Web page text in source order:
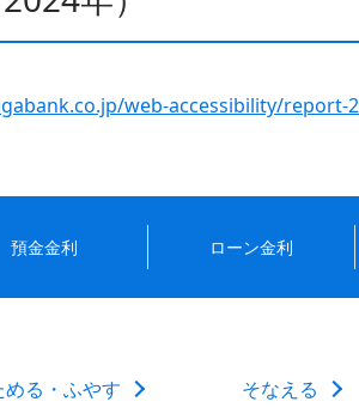
web-accessibility/report-
預金金利 ローン金利
める・ふやす そなえる